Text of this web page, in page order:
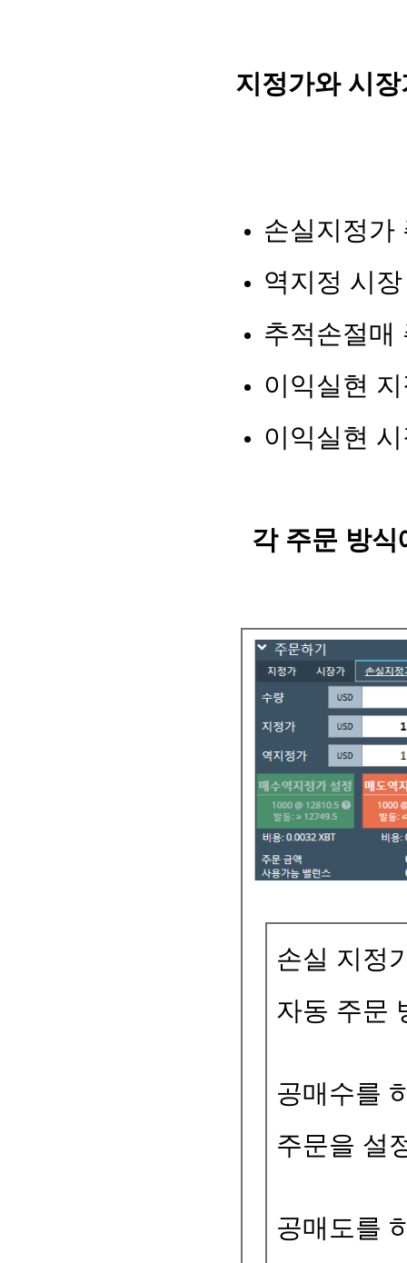
지정가와 시
손실지정가
역지정 시
추적손절매
이익실현
이익실현
각 주문 방
손실 지정
자동 주문
공매수를
주문을 설
공매도를